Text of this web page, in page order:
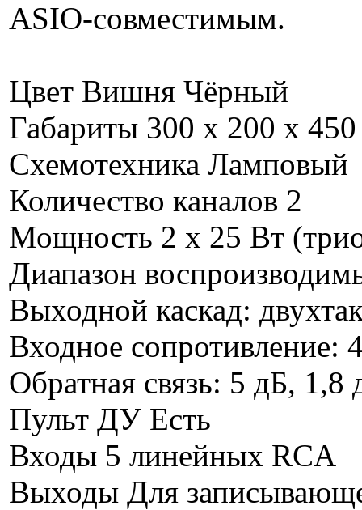
ASIO-совместимым.
Цвет Вишня Чёрный
Габариты 300 x 200 x
Схемотехника Ламповый
Количество каналов 2
Мощность 2 х 25 Вт
Диапазон
Выходной каскад:
Входное сопротивление:
Обратная связь: 5 дБ,
Пульт ДУ Есть
Входы 5 линейных RCA
Выходы Для